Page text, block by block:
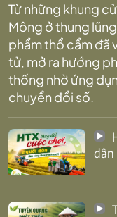
Từ những khung
Mông ở thung
phẩm thổ cẩm đã
tử, mở ra hướng
thống nhờ ứng
chuyển đổi số.
dân